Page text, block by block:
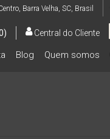
, Barra Velha, SC, Brasil
Central do Cliente
Quem somos
Blog